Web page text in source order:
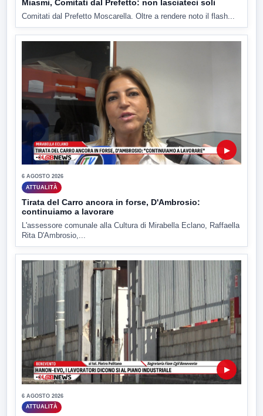
Miasmi, Comitati dal Prefetto: non lasciateci soli
Comitati dal Prefetto Moscarella. Oltre a rendere noto il flash...
▶
6 AGOSTO 2026
ATTUALITÀ
Tirata del Carro ancora in forse, D'Ambrosio:
continuiamo a lavorare
L'assessore comunale alla Cultura di Mirabella Eclano, Raffaella
Rita D'Ambrosio,...
▶
6 AGOSTO 2026
ATTUALITÀ